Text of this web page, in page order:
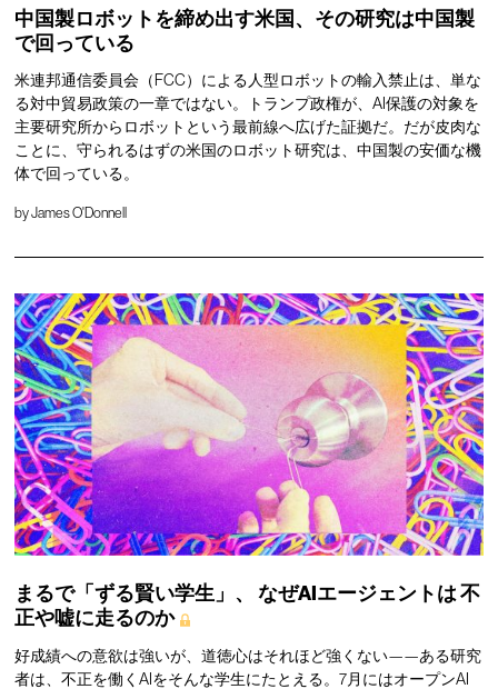
中国製ロボットを締め出す米国、その研究は中国製
で回っている
米連邦通信委員会（FCC）による人型ロボットの輸入禁止は、単な
る対中貿易政策の一章ではない。トランプ政権が、AI保護の対象を
主要研究所からロボットという最前線へ広げた証拠だ。だが皮肉な
ことに、守られるはずの米国のロボット研究は、中国製の安価な機
体で回っている。
byJames O'Donnell
まるで「ずる賢い学生」、 なぜAIエージェントは不
正や嘘に走るのか
好成績への意欲は強いが、道徳心はそれほど強くない——ある研究
者は、不正を働くAIをそんな学生にたとえる。7月にはオープンAI